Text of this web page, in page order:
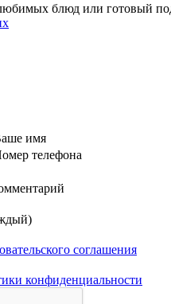
блюд или готовый
имя
телефона
соглашения
конфиденциальности